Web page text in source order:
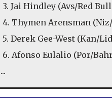
3. Jai Hindley (Avs/Red
4. Thymen
5. Derek Gee-West
6. Afonso Eulalio (Por/
...